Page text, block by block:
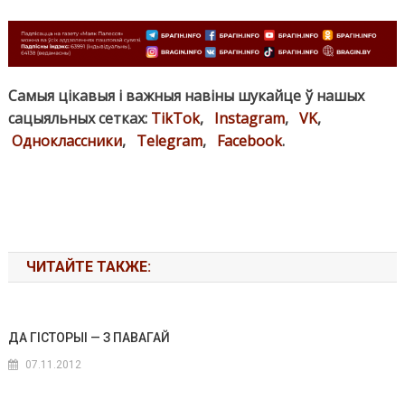
Самыя цікавыя і важныя навіны шукайце ў нашых
сацыяльных сетках: TikTok, Instagram, VK,
Одноклассники, Telegram, Facebook.
ЧИТАЙТЕ ТАКЖЕ:
ДА ГІСТОРЫІ — З ПАВАГАЙ
07.11.2012